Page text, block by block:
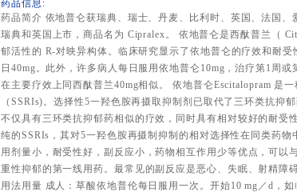
药品信息:
药品简介 依地普仑获瑞典、瑞士、丹麦、比利时、英国、法国、
瑞典和英国上市，商品名为 Cipralex。 依地普仑是西酞普兰（
郁活性的 R-对映异构体。临床研究显示了依地普仑的疗效和耐
日40mg。此外，许多病人每日服用依地普仑10mg，治疗第1周
在主要疗效上同西酞普兰40mg相似。 依地普仑Escitalopram 是
（SSRIs)。选择性5一羟色胺再摄取抑制剂已取代了三环类抗抑
不仅具有三环类抗抑郁药相似的疗效，同时具有相对较好的耐受
纯的SSRIs，其对5一羟色胺再摄制抑制的相对选择性在同类药
用剂量小，耐受性好，副反应小，药物相互作用少等优点，可以
重性抑郁的第一线用药。最常见的副反应是恶心、失眠、射精障
用法用量 成人：草酸依地普伦每日服用一次。开始10 mg／d，